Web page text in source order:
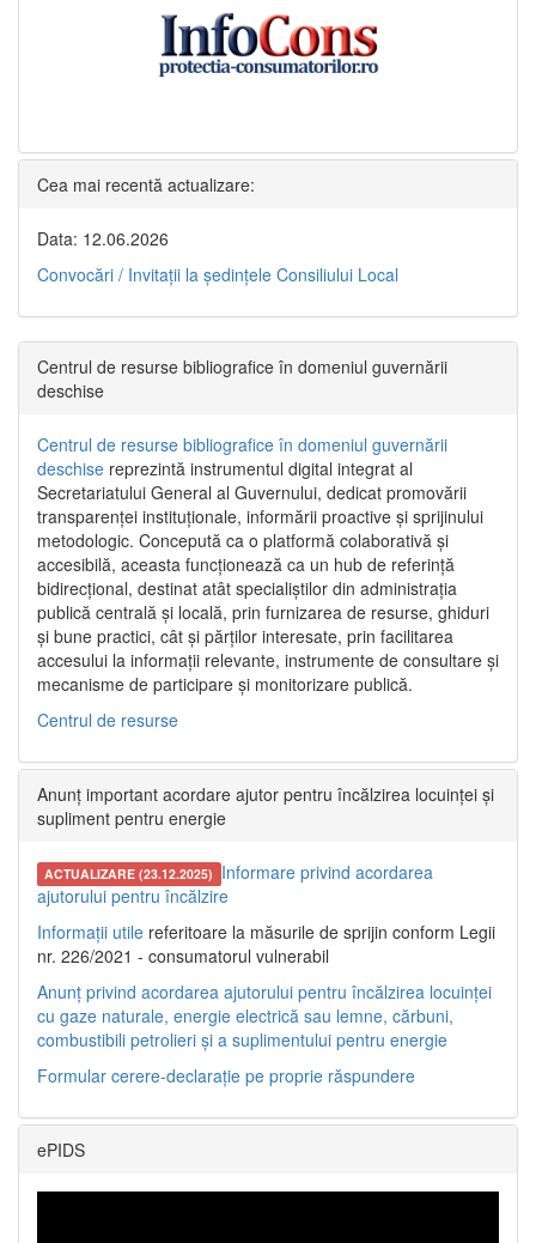
Cea mai recentă actualizare:
Data: 12.06.2026
Convocări / Invitaţii la şedinţele Consiliului Local
Centrul de resurse bibliografice în domeniul guvernării
deschise
Centrul de resurse bibliografice în domeniul guvernării
deschise reprezintă instrumentul digital integrat al
Secretariatului General al Guvernului, dedicat promovării
transparenței instituționale, informării proactive și sprijinului
metodologic. Concepută ca o platformă colaborativă și
accesibilă, aceasta funcționează ca un hub de referință
bidirecțional, destinat atât specialiștilor din administrația
publică centrală și locală, prin furnizarea de resurse, ghiduri
și bune practici, cât și părților interesate, prin facilitarea
accesului la informații relevante, instrumente de consultare și
mecanisme de participare și monitorizare publică.
Centrul de resurse
Anunț important acordare ajutor pentru încălzirea locuinței și
supliment pentru energie
ACTUALIZARE (23.12.2025) Informare privind acordarea
ajutorului pentru încălzire
Informații utile referitoare la măsurile de sprijin conform Legii
nr. 226/2021 - consumatorul vulnerabil
Anunț privind acordarea ajutorului pentru încălzirea locuinței
cu gaze naturale, energie electrică sau lemne, cărbuni,
combustibili petrolieri și a suplimentului pentru energie
Formular cerere-declarație pe proprie răspundere
ePIDS